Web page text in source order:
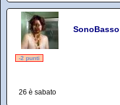
SonoBasso
-2 punti
26 è sabato